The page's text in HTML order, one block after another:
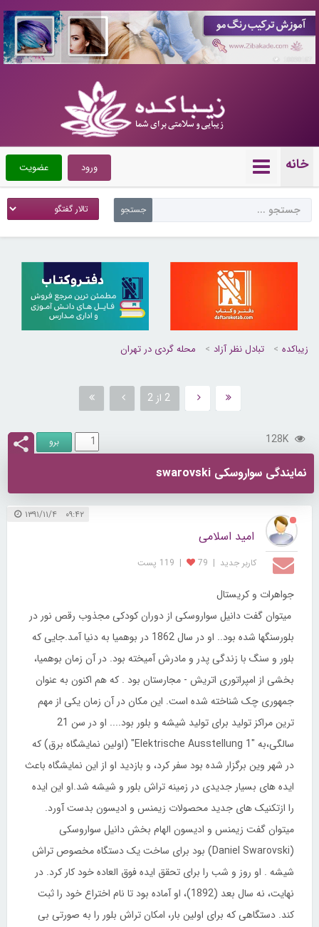
خانه عضویت ورود
زیباکده تبادل نظر آزاد محله گردی در تهران
2 از 2
128K
نمايندگی سواروسکی swarovski
۰۹:۴۲ ۱۳۹۱/۱۱/۴
امید اسلامی
کاربر جديد |
79
| 119 پست
جواهرات و کریستال
میتوان گفت دانیل سواروسکی از دوران کودکی مجذوب رقص نور در
بلورسنگها شده بود.. او در سال 1862 در بوهمیا به دنیا آمد.جایی که
بلور و سنگ با زندگی پدر و مادرش آمیخته بود. در آن زمان بوهمیا،
بخشی از امپراتوری اتریش - مجارستان بود . که هم اکنون به عنوان
جمهوری چک شناخته شده است. این مکان در آن زمان یکی از مهم
ترین مراکز تولید برای تولید شیشه و بلور بود.... او در سن 21
سالگی،به "1 Elektrische Ausstellung" (اولین نمایشگاه برق) که
در شهر وین برگزار شده بود سفر کرد، و بازدید او از این نمایشگاه باعث
ایده های بسیار جدیدی در زمینه تراش بلور و شیشه شد.او این ایده
را ازتکنیک های جدید محصولات زیمنس و ادیسون بدست آورد.
میتوان گفت زیمنس و ادیسون الهام بخش دانیل سواروسکی
(Daniel Swarovski) بود برای ساخت یک دستگاه مخصوص تراش
شیشه . او روز و شب را برای تحقق ایده فوق العاده خود کار کرد. در
نهایت، نه سال بعد (1892)، او آماده بود تا نام اختراع خود را ثبت
کند. دستگاهی که برای اولین بار، امکان تراش بلور را به صورتی بی